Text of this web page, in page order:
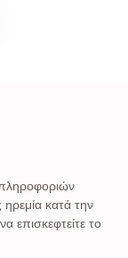
κατά την
επισκεφτείτε το